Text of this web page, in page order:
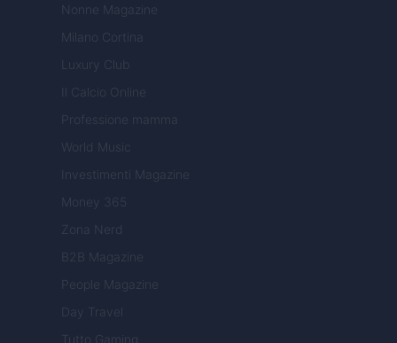
Nonne Magazine
Milano Cortina
Luxury Club
Il Calcio Online
Professione mamma
World Music
Investimenti Magazine
Money 365
Zona Nerd
B2B Magazine
People Magazine
Day Travel
Tutto Gaming